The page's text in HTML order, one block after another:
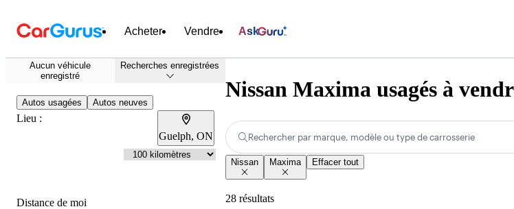
Acheter Vendre Ask
Aucun véhicule
enregistré
Recherches enregistrées
Autos usagées Autos neuves
Lieu :
Guelph, ON
Distance de moi
Nissan Maxima usagés à
Rechercher par marque, modèle ou type de carrosserie
Nissan Maxima Effacer tout
28 résultats